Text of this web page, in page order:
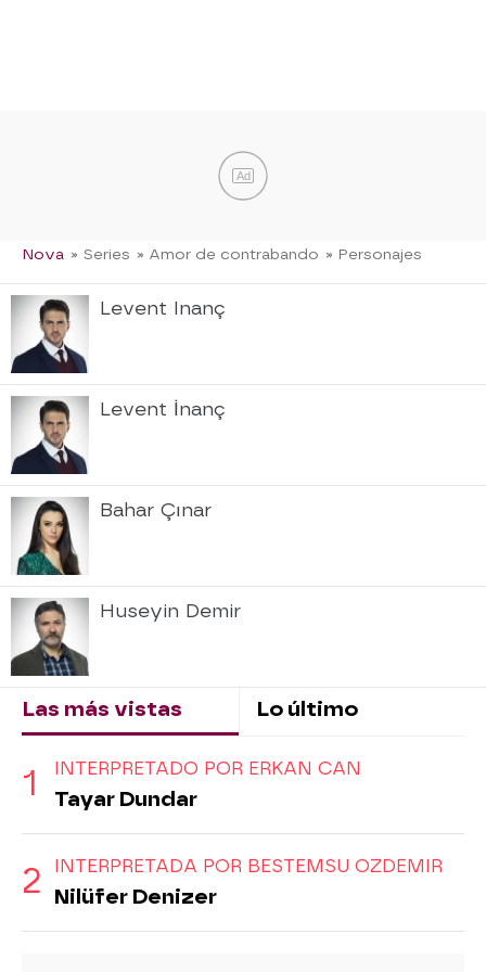
Ad
Nova » Series » Amor de contrabando » Personajes
Levent Inanç
Levent İnanç
Bahar Çınar
Huseyin Demir
Las más vistas Lo último
INTERPRETADO POR ERKAN CAN
Tayar Dundar
INTERPRETADA POR BESTEMSU OZDEMIR
Nilüfer Denizer